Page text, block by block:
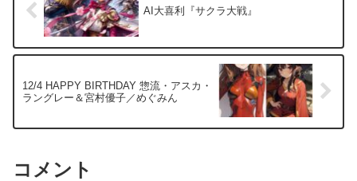
AI大喜利『サクラ大戦』
12/4 HAPPY BIRTHDAY 惣流・アスカ・
ラングレー＆宮村優子／めぐみん
コメント